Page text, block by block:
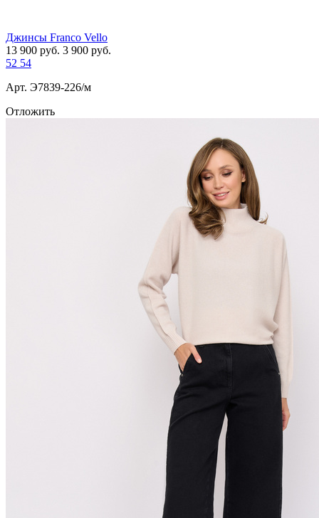
Джинсы Franco Vello
13 900 руб. 3 900 руб.
52 54
Арт. Э7839-226/м
Отложить